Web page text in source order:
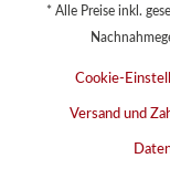
* Alle Preise inkl.
Cookie-
Versand und